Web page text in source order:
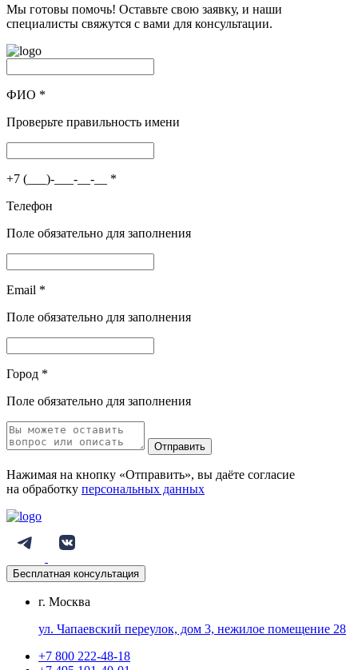
Мы готовы помочь! Оставьте свою заявку, и наши
специалисты свяжутся с вами для консультации.
ФИО *
Проверьте правильность имени
+7 (___)-___-__-__ *
Телефон
Поле обязательно для заполнения
Email *
Поле обязательно для заполнения
Город *
Поле обязательно для заполнения
Отправить
Нажимая на кнопку «Отправить», вы даёте согласие
на обработку персональных данных
Бесплатная консультация
г. Москва
ул. Чапаевский переулок, дом 3, нежилое помещение 28
+7 800 222-48-18